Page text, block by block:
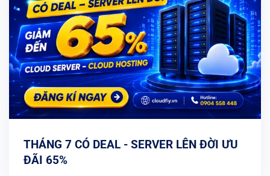
THÁNG 7 CÓ DEAL - SERVER LÊN ĐỜI ƯU
ĐÃI 65%